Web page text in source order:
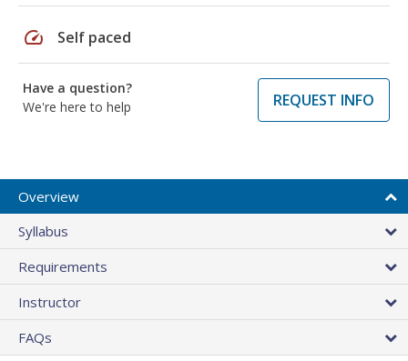
speed Self paced
Have a question?
We're here to help
REQUEST INFO
Overview
Syllabus
Requirements
Instructor
FAQs